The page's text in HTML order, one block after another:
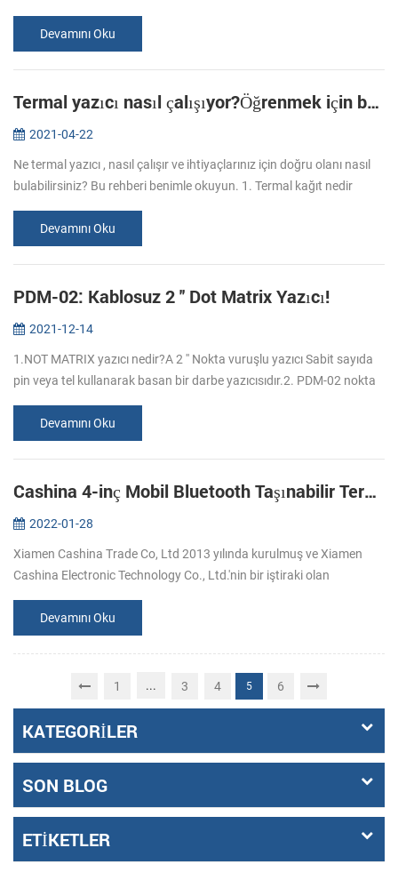
Devamını Oku
Termal yazıcı nasıl çalışıyor?Öğrenmek için bu rehberi okuyun.
2021-04-22
Ne termal yazıcı , nasıl çalışır ve ihtiyaçlarınız için doğru olanı nasıl
bulabilirsiniz? Bu rehberi benimle okuyun. 1. Termal kağıt nedir
Devamını Oku
PDM-02: Kablosuz 2 '' Dot Matrix Yazıcı!
2021-12-14
1.NOT MATRIX yazıcı nedir?A 2 '' Nokta vuruşlu yazıcı Sabit sayıda
pin veya tel kullanarak basan bir darbe yazıcısıdır.2. PDM-02 nokta
Devamını Oku
Cashina 4-inç Mobil Bluetooth Taşınabilir Termal Yazıcı
2022-01-28
Xiamen Cashina Trade Co, Ltd 2013 yılında kurulmuş ve Xiamen
Cashina Electronic Technology Co., Ltd.'nin bir iştiraki olan
pazarl...Devamını Oku
1 ... 3 4 5 6
KATEGORILER
SON BLOG
ETIKETLER